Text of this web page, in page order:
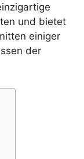
und bietet
einiger
der